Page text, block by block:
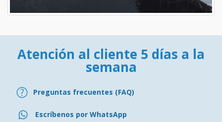
Atención al cliente 5 días a la
semana
Preguntas frecuentes (FAQ)
Escríbenos por WhatsApp